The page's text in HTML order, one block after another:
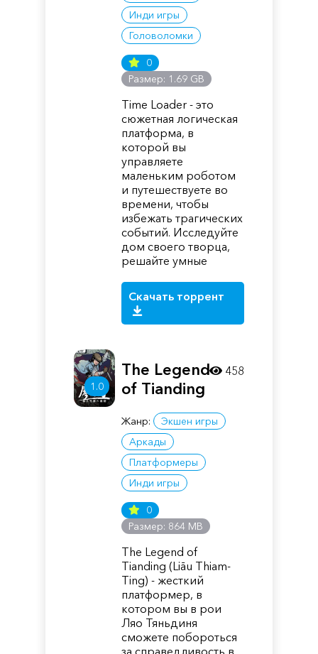
Инди игры
Головоломки
0
Размер: 1.69 GB
Time Loader - это
сюжетная логическая
платформа, в
которой вы
управляете
маленьким роботом
и путешествуете во
времени, чтобы
избежать трагических
событий. Исследуйте
дом своего творца,
решайте умные
Скачать торрент
1.0
The Legend
of Tianding
Жанр:
Экшен игры
Аркады
Платформеры
Инди игры
0
Размер: 864 MB
The Legend of
Tianding (Liāu Thiam-
Ting) - жесткий
платформер, в
котором вы в рои
Ляо Тяньдиня
сможете побороться
за справедливость в
458